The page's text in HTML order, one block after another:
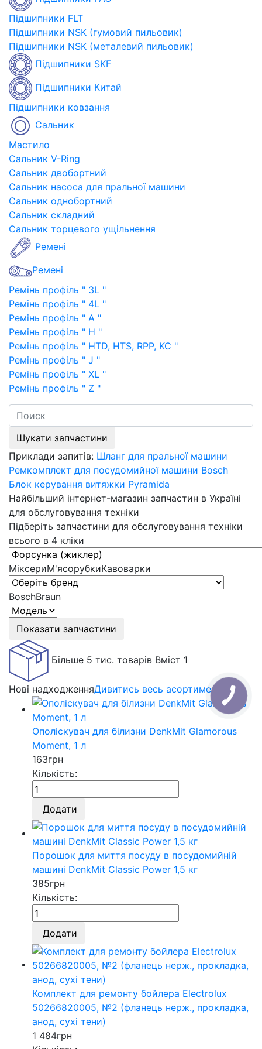
Підшипники FLT
Підшипники NSK (гумовий пильовик)
Підшипники NSK (металевий пильовик)
Підшипники SKF
Підшипники Китай
Підшипники ковзання
Сальник
Мастило
Сальник V-Ring
Сальник двобортний
Сальник насоса для пральної машини
Сальник однобортний
Сальник складний
Сальник торцевого ущільнення
Ремені
Ремені
Ремінь профіль " 3L "
Ремінь профіль " 4L "
Ремінь профіль " A "
Ремінь профіль " H "
Ремінь профіль " HTD, HTS, RPP, KC "
Ремінь профіль " J "
Ремінь профіль " XL "
Ремінь профіль " Z "
Шукати запчастини
Приклади запитів: Шланг для пральної машини
Ремкомплект для посудомийної машини Bosch
Блок керування витяжки Pyramida
Найбільший інтернет-магазин запчастин в Україні
для обслуговування техніки
Підберіть запчастини для обслуговування техніки
всього в 4 кліки
МіксериМ'ясорубкиКавоварки
BoschBraun
Показати запчастини
Більше 5 тис. товарів Вміст 1
Нові надходженняДивитись весь асортимент
Ополіскувач для білизни DenkMit Glamorous
Moment, 1 л
163грн
Кількість:
Додати
Порошок для миття посуду в посудомийній
машині DenkMit Classic Power 1,5 кг
385грн
Кількість:
Додати
Комплект для ремонту бойлера Electrolux
50266820005, №2 (фланець нерж., прокладка,
анод, сухі тени)
1 484грн